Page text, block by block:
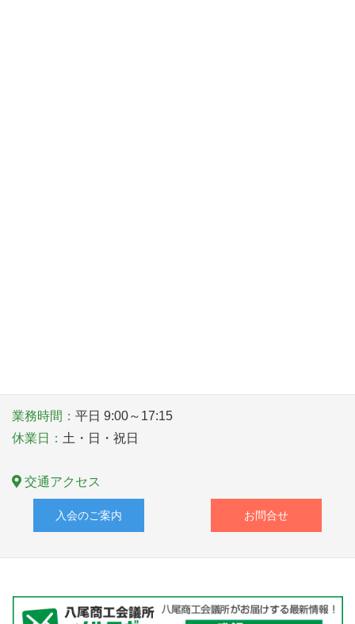
業務時間： 平日 9:00～17:15
休業日： 土・日・祝日
交通アクセス
入会のご案内 お問合せ